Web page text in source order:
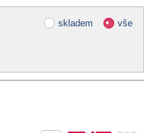
skladem vše